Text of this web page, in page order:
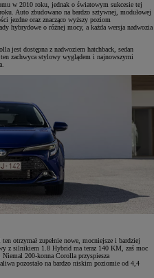
w 2010 roku, jednak o światowym sukcesie tej
Auto zbudowano na bardzo sztywnej, modułowej
jezdne oraz znacząco wyższy poziom
hybrydowe o różnej mocy, a każda wersja nadwozia
jest dostępna z nadwoziem hatchback, sedan
zachwyca stylowy wyglądem i najnowszymi
otrzymał zupełnie nowe, mocniejsze i bardziej
z silnikiem 1.8 Hybrid ma teraz 140 KM, zaś moc
200-konna Corolla przyspiesza
pozostało na bardzo niskim poziomie od 4,4